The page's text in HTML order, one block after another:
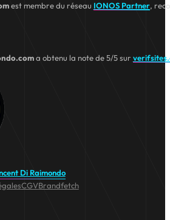
est membre du réseau IONOS Partner,
a obtenu la note de 5/5 sur
Di Raimondo
CGVBrandfetch